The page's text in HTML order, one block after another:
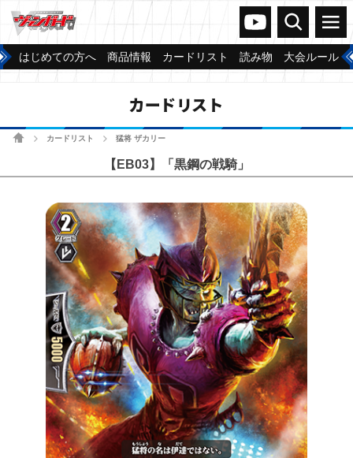
ヴァンガードch
検索 メニュー
はじめての方へ 商品情報 カードリスト 読み物 大会ルール
カードリスト
ホームカードリスト 猛将 ザカリー
【EB03】「黒鋼の戦騎」